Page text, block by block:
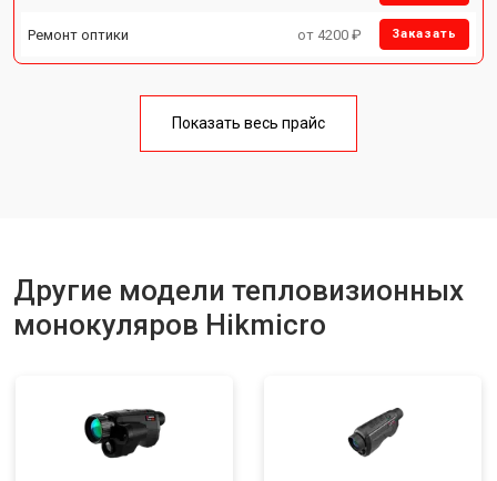
Ремонт оптики от 4200 ₽ Заказать
Показать весь прайс
Другие модели тепловизионных
монокуляров Hikmicro